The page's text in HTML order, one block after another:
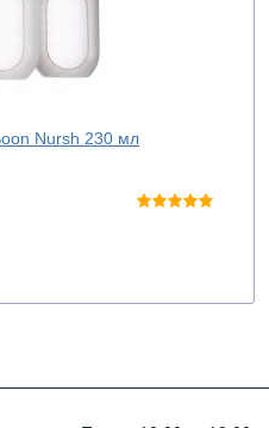
Nursh 230 мл